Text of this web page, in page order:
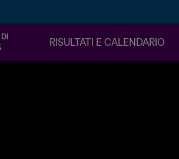
RISULTATI E CALENDARIO